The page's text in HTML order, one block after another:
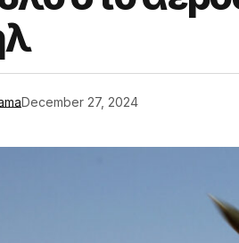
December 27, 2024